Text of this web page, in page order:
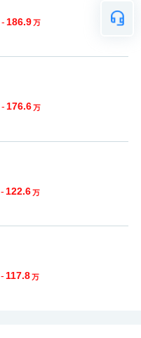
- 186.9万
- 176.6万
- 122.6万
- 117.8万